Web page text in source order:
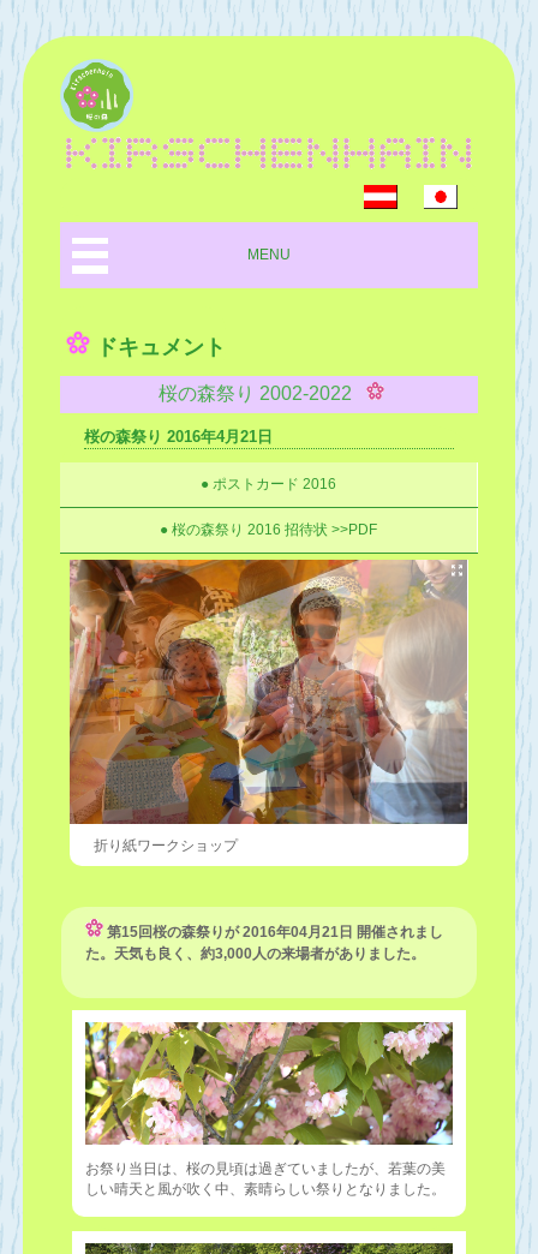
MENU
ドキュメント
桜の森祭り 2002-2022
桜の森祭り 2016年4月21日
● ポストカード 2016
● 桜の森祭り 2016 招待状 >>PDF
折り紙ワークショップ
第15回桜の森祭りが 2016年04月21日 開催されまし
た。天気も良く、約3,000人の来場者がありました。
お祭り当日は、桜の見頃は過ぎていましたが、若葉の美
しい晴天と風が吹く中、素晴らしい祭りとなりました。